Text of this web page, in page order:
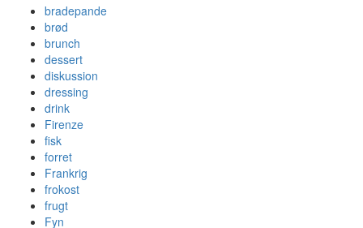
bradepande
brød
brunch
dessert
diskussion
dressing
drink
Firenze
fisk
forret
Frankrig
frokost
frugt
Fyn